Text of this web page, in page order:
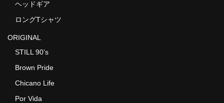
ヘッドギア
ロングTシャツ
ORIGINAL
STILL 90’s
Brown Pride
Chicano Life
Por Vida